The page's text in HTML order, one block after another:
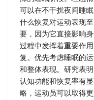
可以在不干扰夜间睡
什么恢复对运动表现
要，因为它直接影响
过程中发挥着重要作
复。优先考虑睡眠的
和整体表现。研究表
认知功能和恢复率有
略，运动员可以取得